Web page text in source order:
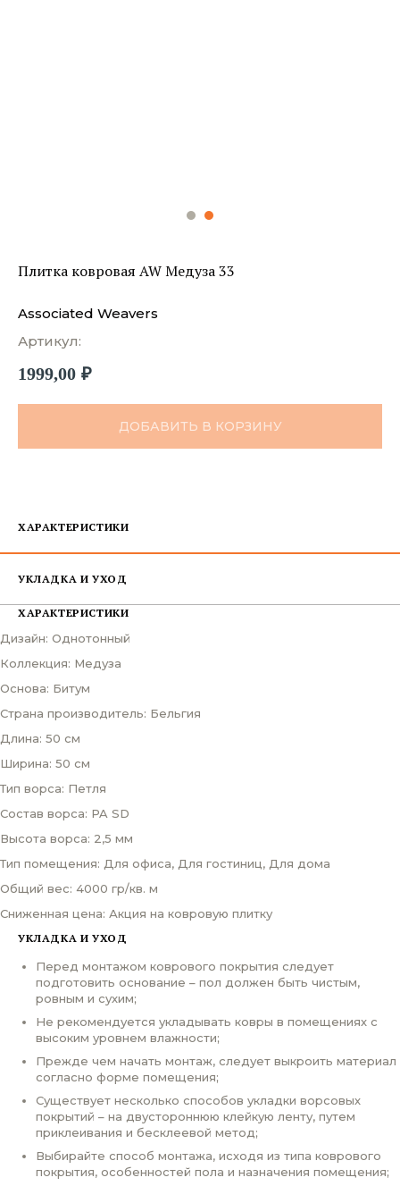
Плитка ковровая AW Медуза 33
Associated Weavers
Артикул:
1999,00 ₽
ДОБАВИТЬ В КОРЗИНУ
ХАРАКТЕРИСТИКИ
УКЛАДКА И УХОД
ХАРАКТЕРИСТИКИ
Дизайн: Однотонный
Коллекция: Медуза
Основа: Битум
Страна производитель: Бельгия
Длина: 50 см
Ширина: 50 см
Тип ворса: Петля
Состав ворса: PA SD
Высота ворса: 2,5 мм
Тип помещения: Для офиса, Для гостиниц, Для дома
Общий вес: 4000 гр/кв. м
Сниженная цена: Акция на ковровую плитку
УКЛАДКА И УХОД
Перед монтажом коврового покрытия следует
подготовить основание – пол должен быть чистым,
ровным и сухим;
Не рекомендуется укладывать ковры в помещениях с
высоким уровнем влажности;
Прежде чем начать монтаж, следует выкроить материал
согласно форме помещения;
Существует несколько способов укладки ворсовых
покрытий – на двустороннюю клейкую ленту, путем
приклеивания и бесклеевой метод;
Выбирайте способ монтажа, исходя из типа коврового
покрытия, особенностей пола и назначения помещения;